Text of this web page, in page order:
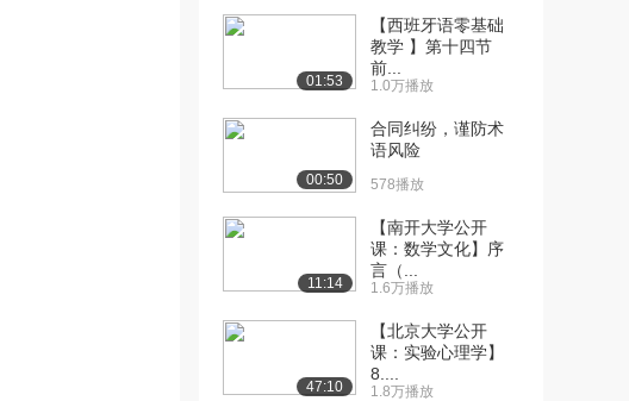
[10] 华中科技大学公开
2.5万播放
09:00
[11] 华中科技大学公开
课：单链表的算法视...
08:34
[12] 华中科技大学公开
课：单链表的算法视...
06:47
[13] 华中科技大学公开
05:07
01:53
【西班牙语零基础
教学 】第十四节
前...
1.0万播放
00:50
合同纠纷，谨防术
语风险
578播放
11:14
【南开大学公开
课：数学文化】序
言（...
1.6万播放
47:10
【北京大学公开
课：实验心理学】
8....
1.8万播放